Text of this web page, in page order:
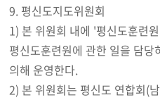
9. 평신도지도위원회
1) 본 위원회 내에 '평신도훈련
평신도훈련원에 관한 일을 담당
의해 운영한다.
2) 본 위원회는 평신도 연합회(